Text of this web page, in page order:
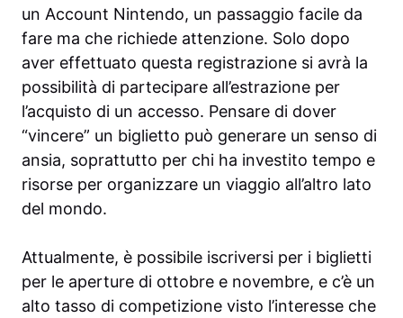
un Account Nintendo, un passaggio facile da
fare ma che richiede attenzione. Solo dopo
aver effettuato questa registrazione si avrà la
possibilità di partecipare all’estrazione per
l’acquisto di un accesso. Pensare di dover
“vincere” un biglietto può generare un senso di
ansia, soprattutto per chi ha investito tempo e
risorse per organizzare un viaggio all’altro lato
del mondo.
Attualmente, è possibile iscriversi per i biglietti
per le aperture di ottobre e novembre, e c’è un
alto tasso di competizione visto l’interesse che